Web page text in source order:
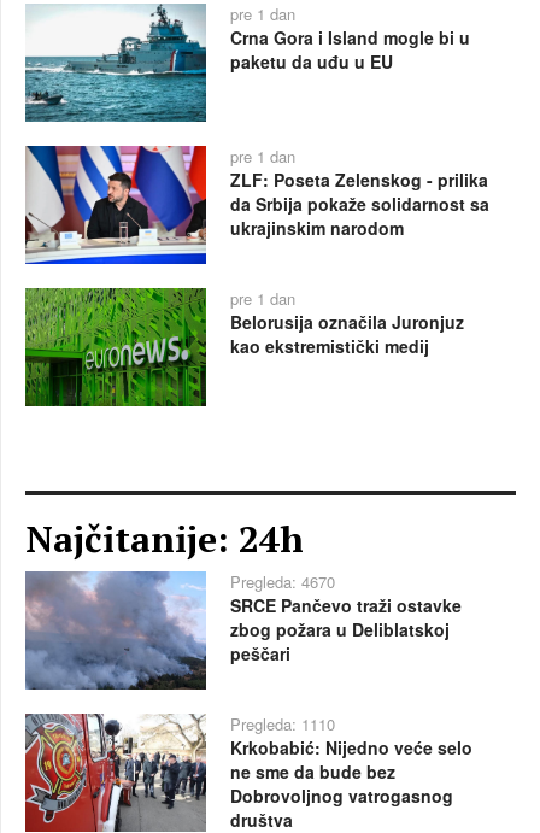
pre 1 dan
Crna Gora i Island mogle bi u
paketu da uđu u EU
pre 1 dan
ZLF: Poseta Zelenskog - prilika
da Srbija pokaže solidarnost sa
ukrajinskim narodom
pre 1 dan
Belorusija označila Juronjuz
kao ekstremistički medij
Najčitanije: 24h
Pregleda: 4670
SRCE Pančevo traži ostavke
zbog požara u Deliblatskoj
peščari
Pregleda: 1110
Krkobabić: Nijedno veće selo
ne sme da bude bez
Dobrovoljnog vatrogasnog
društva